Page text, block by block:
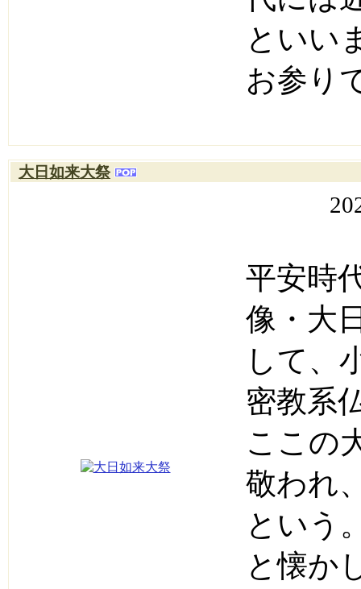
といい
お参り
大日如来大祭
平安時
像・大
して、
密教系
ここの
敬われ
という
と懐か